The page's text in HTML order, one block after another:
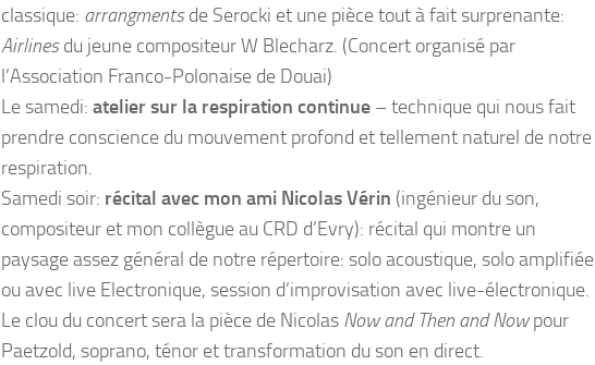
classique: arrangmentsde Serocki et une pièce tout à fait surprenante:
Airlinesdu jeune compositeur W Blecharz. (Concert organisé par
l’Association Franco-Polonaise de Douai)
Le samedi: atelier sur la respiration continue – technique qui nous fait
prendre conscience du mouvement profond et tellement naturel de notre
respiration.
Samedi soir: récital avec mon ami Nicolas Vérin (ingénieur du son,
compositeur et mon collègue au CRD d’Evry): récital qui montre un
paysage assez général de notre répertoire: solo acoustique, solo amplifiée
ou avec live Electronique, session d’improvisation avec live-électronique.
Le clou du concert sera la pièce de Nicolas Now and Then and Nowpour
Paetzold, soprano, ténor et transformation du son en direct.